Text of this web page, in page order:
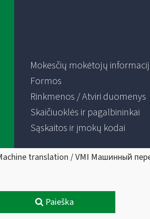
Mokesčių mokėtojų
Formos
Rinkmenos / Atviri duomenys
Skaičiuoklės ir pagalbininkai
Sąskaitos ir įmokų kodai
translation / VMI Машинный
Paieška